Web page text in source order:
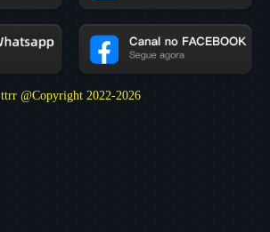
ttrr @Copyright 2022-2026